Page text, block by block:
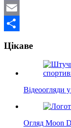
Mastodon
Email
Цікаве
Відеоогляди
Огляд Moon